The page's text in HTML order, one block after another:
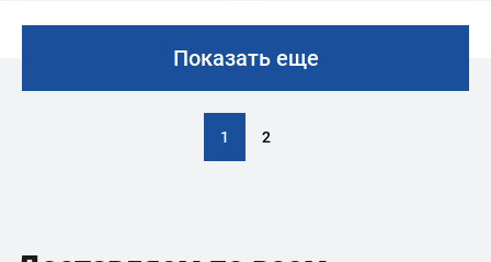
Показать еще
1 2